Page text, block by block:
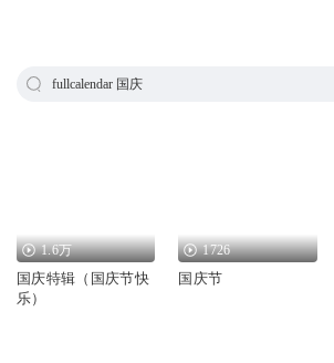
fullcalendar 国庆
1.6万
国庆特辑（国庆节快
乐）
1726
国庆节